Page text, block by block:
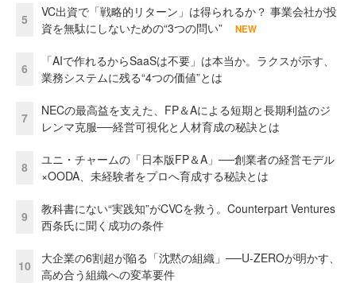
5
VC出資で「戦略的リターン」は得られるか？ 事業会社が投
資を無駄にしないための“3つの問い”
NEW
6
「AIで作れるからSaaSは不要」は本当か。ラクスが示す、
業務システムに残る“4つの価値”とは
7
NECの最高益を支えた、FP＆Aによる短期と長期利益のジ
レンマ克服──経営可視化と人材育成の秘訣とは
8
ユニ・チャームの「日本版FP＆A」──創業者の経営モデル
×OODA、未経験者をプロへ育成する秘訣とは
9
教科書にない“実践知”がCVCを救う。Counterpart Ventures
西条氏に聞く成功の条件
10
大企業の6割超が陥る「沈黙の組織」──U-ZEROが明かす、
高め合う組織への変革要件